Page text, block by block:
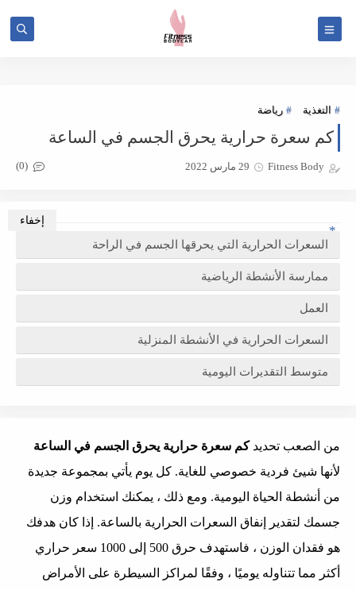
التغذية رياضة
كم سعرة حرارية يحرق الجسم في الساعة
Fitness Body 29 مارس 2022 (0)
السعرات الحرارية التي يحرقها الجسم في الراحة
ممارسة الأنشطة الرياضية
العمل
السعرات الحرارية في الأنشطة المنزلية
متوسط ​​التقديرات اليومية
من الصعب تحديدكم سعرة حرارية يحرق الجسم في الساعة
لأنها شيئ فردية خصوصي للغاية. كل يوم يأتي بمجموعة جديدة
من أنشطة الحياة اليومية. ومع ذلك ، يمكنك استخدام وزن
جسمك لتقدير إنفاق السعرات الحرارية بالساعة. إذا كان هدفك
هو فقدان الوزن ، فاستهدف حرق 500 إلى 1000 سعر حراري
أكثر مما تتناوله يوميًا ، وفقًا لمراكز السيطرة على الأمراض